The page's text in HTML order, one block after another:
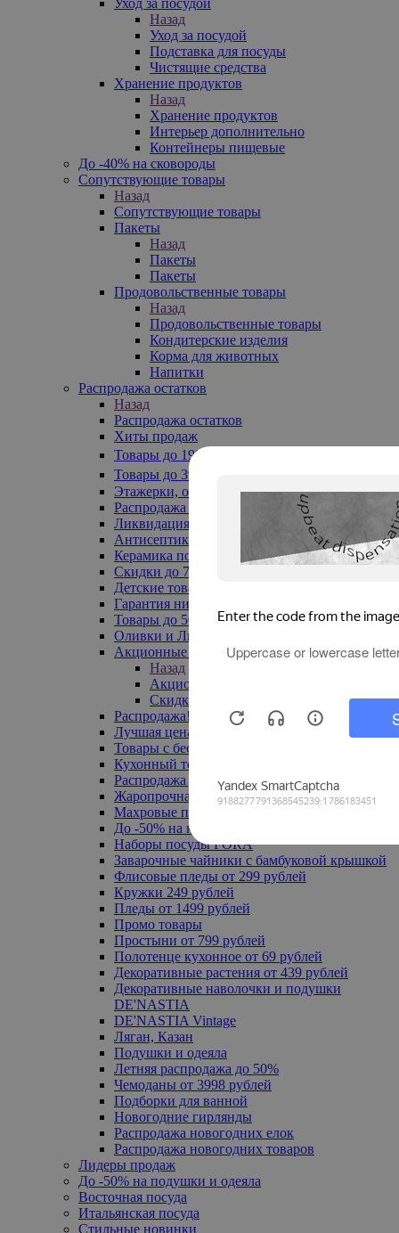
Назад
Уход за посудой
Подставка для посуды
Чистящие средства
Хранение продуктов
Назад
Хранение продуктов
Интерьер дополнительно
Контейнеры пищевые
До -40% на сковороды
Сопутствующие товары
Назад
Сопутствующие товары
Пакеты
Назад
Пакеты
Пакеты
Продовольственные товары
Назад
Продовольственные товары
Кондитерские изделия
Корма для животных
Напитки
Распродажа остатков
Назад
Распродажа остатков
Хиты продаж
Товары до 199₽
Товары до 399₽
Этажерки, обувницы
Распродажа текстиля до -50%
Ликвидация до -70%
Антисептики
Керамика по 129 руб
Скидки до 70%
Детские товары
Гарантия низкой цены
Товары до 500 руб
Оливки и Лимоны
Акционные товары
Назад
Акционные товары
Скидка 20% по промокоду
Распродажа! Ульяновск до -70%
Лучшая цена
Товары с бесплатной доставкой
Кухонный текстиль
Распродажа до -50%
Жаропрочная посуда
Махровые полотенца
До -50% на ковры
Наборы посуды FORA
Заварочные чайники с бамбуковой крышкой
Флисовые пледы от 299 рублей
Кружки 249 рублей
Пледы от 1499 рублей
Промо товары
Простыни от 799 рублей
Полотенце кухонное от 69 рублей
Декоративные растения от 439 рублей
Декоративные наволочки и подушки
DE'NASTIA
DE'NASTIA Vintage
Ляган, Казан
Подушки и одеяла
Летняя распродажа до 50%
Чемоданы от 3998 рублей
Подборки для ванной
Новогодние гирлянды
Распродажа новогодних елок
Распродажа новогодних товаров
Лидеры продаж
До -50% на подушки и одеяла
Восточная посуда
Итальянская посуда
Стильные новинки